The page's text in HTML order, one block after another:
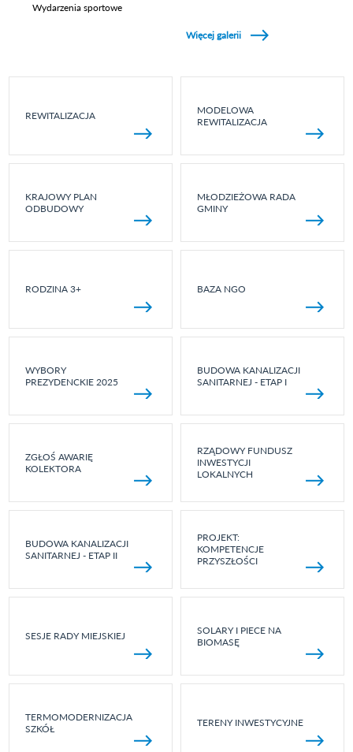
Wydarzenia sportowe
Więcej galerii
REWITALIZACJA
MODELOWA
REWITALIZACJA
KRAJOWY PLAN
ODBUDOWY
MŁODZIEŻOWA RADA
GMINY
RODZINA 3+ BAZA NGO
WYBORY
PREZYDENCKIE 2025
BUDOWA KANALIZACJI
SANITARNEJ - ETAP I
ZGŁOŚ AWARIĘ
KOLEKTORA
RZĄDOWY FUNDUSZ
INWESTYCJI
LOKALNYCH
BUDOWA KANALIZACJI
SANITARNEJ - ETAP II
PROJEKT:
KOMPETENCJE
PRZYSZŁOŚCI
SESJE RADY MIEJSKIEJ
SOLARY I PIECE NA
BIOMASĘ
TERMOMODERNIZACJA
SZKÓŁ
TERENY INWESTYCYJNE